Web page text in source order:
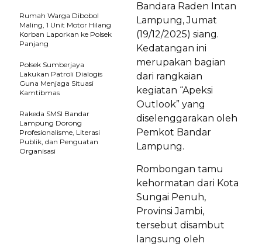
Bandara Raden Intan
Lampung, Jumat
(19/12/2025) siang.
Kedatangan ini
merupakan bagian
dari rangkaian
kegiatan “Apeksi
Outlook” yang
diselenggarakan oleh
Pemkot Bandar
Lampung.
Rombongan tamu
kehormatan dari Kota
Sungai Penuh,
Provinsi Jambi,
tersebut disambut
langsung oleh
Rumah Warga Dibobol
Maling, 1 Unit Motor Hilang
Korban Laporkan ke Polsek
Panjang
Polsek Sumberjaya
Lakukan Patroli Dialogis
Guna Menjaga Situasi
Kamtibmas
Rakeda SMSI Bandar
Lampung Dorong
Profesionalisme, Literasi
Publik, dan Penguatan
Organisasi